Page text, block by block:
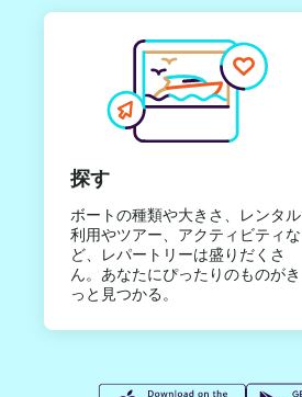
探す
ボートの種類や大きさ、レンタル
利用やツアー、アクティビティな
ど、レパートリーは盛りだくさ
ん。あなたにぴったりのものがき
っと見つかる。